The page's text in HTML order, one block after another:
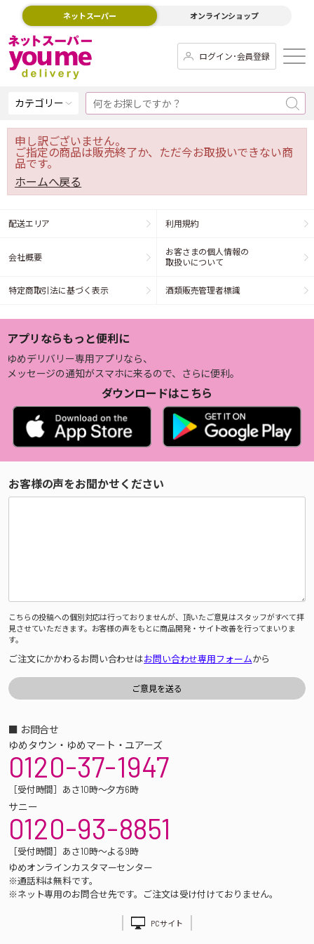
ネットスーパー オンラインショップ
ログイン･会員登録
カテゴリー
申し訳ございません。
ご指定の商品は販売終了か、ただ今お取扱いできない商
品です。
ホームへ戻る
配送エリア 利用規約
会社概要
お客さまの個人情報の
取扱いについて
特定商取引法に基づく表示 酒類販売管理者標識
アプリならもっと便利に
ゆめデリバリー専用アプリなら、
メッセージの通知がスマホに来るので、さらに便利。
ダウンロードはこちら
お客様の声をお聞かせください
こちらの投稿への個別対応は行っておりませんが、頂いたご意見はスタッフがすべて拝
見させていただきます。お客様の声をもとに商品開発・サイト改善を行ってまいりま
す。
ご注文にかかわるお問い合わせはお問い合わせ専用フォームから
■ お問合せ
ゆめタウン・ゆめマート・ユアーズ
0120-37-1947
［受付時間］あさ10時～夕方6時
サニー
0120-93-8851
［受付時間］あさ10時～よる9時
ゆめオンラインカスタマーセンター
※通話料は無料です。
※ネット専用のお問合せ先です。ご注文は受け付けておりません。
PCサイト